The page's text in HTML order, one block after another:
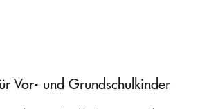
Vor- und Grundschulkinder